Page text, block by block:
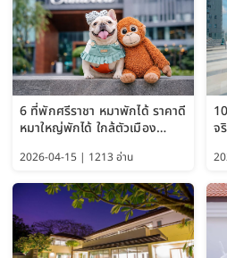
6 ที่พักศรีราชา หมาพักได้ ราคาดี
หมาใหญ่พักได้ ใกล้ตัวเมือง
2026-04-15 | 1213 อ่าน
จ